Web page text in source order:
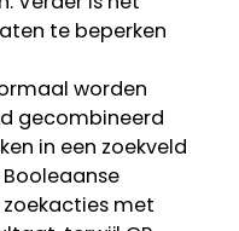
te beperken
worden
gecombineerd
in een zoekveld
zoekacties met